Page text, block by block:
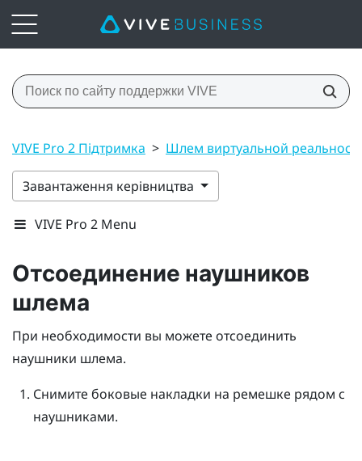
VIVE Pro 2 Підтримка > Шлем виртуальной
Завантаження керівництва
VIVE Pro 2 Menu
Отсоединение наушников
шлема
При необходимости вы можете отсоединить
наушники шлема.
Снимите боковые накладки на ремешке рядом с
наушниками.